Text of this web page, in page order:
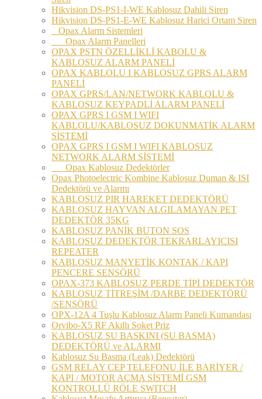
Hikvision DS-PS1-I-WE Kablosuz Dahili Siren
Hikvision DS-PS1-E-WE Kablosuz Harici Ortam Siren
Opax Alarm Sistemleri
Opax Alarm Panelleri
OPAX PSTN ÖZELLİKLİ KABOLU &
KABLOSUZ ALARM PANELİ
OPAX KABLOLU I KABLOSUZ GPRS ALARM
PANELİ
OPAX GPRS/LAN/NETWORK KABLOLU &
KABLOSUZ KEYPADLİ ALARM PANELİ
OPAX GPRS I GSM I WIFI
KABLOLU/KABLOSUZ DOKUNMATİK ALARM
SİSTEMİ
OPAX GPRS I GSM I WIFI KABLOSUZ
NETWORK ALARM SİSTEMİ
Opax Kablosuz Dedektörler
Opax Photoelectric Kombine Kablosuz Duman & ISI
Dedektörü ve Alarmı
KABLOSUZ PIR HAREKET DEDEKTÖRÜ
KABLOSUZ HAYVAN ALGILAMAYAN PET
DEDEKTÖR 35KG
KABLOSUZ PANİK BUTON SOS
KABLOSUZ DEDEKTÖR TEKRARLAYICISI
REPEATER
KABLOSUZ MANYETİK KONTAK / KAPI
PENCERE SENSÖRÜ
OPAX-373 KABLOSUZ PERDE TİPİ DEDEKTÖR
KABLOSUZ TİTREŞİM /DARBE DEDEKTÖRÜ
/SENSÖRÜ
OPX-12A 4 Tuşlu Kablosuz Alarm Paneli Kumandası
Orvibo-X5 RF Akıllı Soket Priz
KABLOSUZ SU BASKINI (SU BASMA)
DEDEKTÖRÜ ve ALARMI
Kablosuz Su Basma (Leak) Dedektörü
GSM RELAY CEP TELEFONU İLE BARİYER /
KAPI / MOTOR AÇMA SİSTEMİ GSM
KONTROLLÜ RÖLE SWITCH